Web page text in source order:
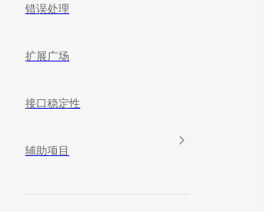
错误处理
扩展广场
接口稳定性
辅助项目